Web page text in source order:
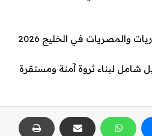
والمصريات في الخليج 2026
شامل لبناء ثروة آمنة ومستقرة